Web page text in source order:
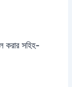
করার সহিহ-